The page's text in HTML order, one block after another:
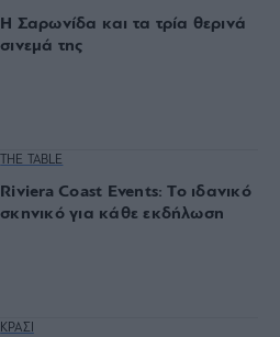
Η Σαρωνίδα και τα τρία θερινά
σινεμά της
THE TABLE
Riviera Coast Events: Το ιδανικό
σκηνικό για κάθε εκδήλωση
ΚΡΑΣΙ